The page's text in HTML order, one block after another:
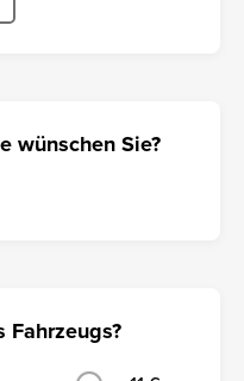
wünschen Sie?
Fahrzeugs?